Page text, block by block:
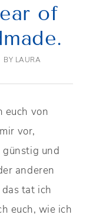
of
BY LAURA
euch von
vor,
günstig und
anderen
tat ich
euch, wie ich